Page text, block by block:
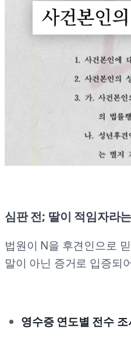
심판 전; 딸이 적임자라
법원이 N을 후견인으로
말이 아닌 증거로 입증되
영수증 연도별 전수 조